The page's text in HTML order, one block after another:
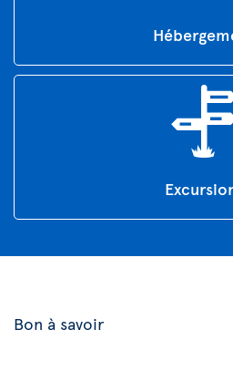
Bon à savoir